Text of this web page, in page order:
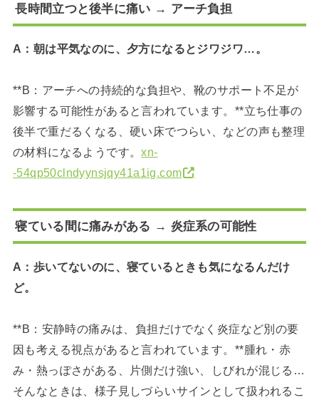
長時間立つと後半に痛い → アーチ負担
A：朝は平気なのに、夕方になるとジワジワ…。
**B：アーチへの持続的な負担や、靴のサポート不足が
影響する可能性があると言われています。**立ち仕事の
後半で重だるくなる、硬い床でつらい、などの声も整理
の材料になるようです。xn-
-54qp50clndyynsjqy41a1ig.com
寝ている間に痛みがある → 炎症系の可能性
A：歩いてないのに、寝ているときも気になるんだけ
ど。
**B：安静時の痛みは、負担だけでなく炎症など別の要
因も考える視点があると言われています。**腫れ・赤
み・熱っぽさがある、片側だけ強い、しびれが混じる…
そんなときは、様子見しづらいサインとして扱われるこ